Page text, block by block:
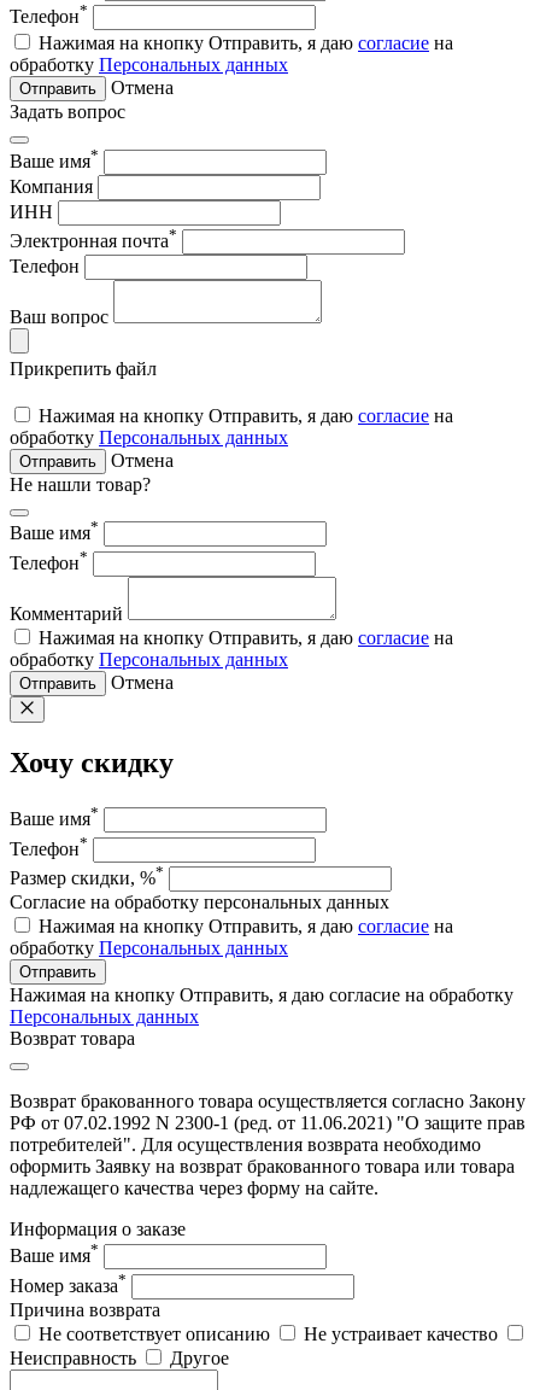
Телефон*
Нажимая на кнопку Отправить, я даю согласие на
обработку Персональных данных
Отправить
Отмена
Задать вопрос
Ваше имя*
Компания
ИНН
Электронная почта*
Телефон
Ваш вопрос
Прикрепить файл
Нажимая на кнопку Отправить, я даю согласие на
обработку Персональных данных
Отправить
Отмена
Не нашли товар?
Ваше имя*
Телефон*
Комментарий
Нажимая на кнопку Отправить, я даю согласие на
обработку Персональных данных
Отправить Отмена
Хочу скидку
Ваше имя*
Телефон*
Размер скидки, %*
Согласие на обработку персональных данных
Нажимая на кнопку Отправить, я даю согласие на
обработку Персональных данных
Отправить
Нажимая на кнопку Отправить, я даю согласие на обработку
Персональных данных
Возврат товара
Возврат бракованного товара осуществляется согласно Закону
РФ от 07.02.1992 N 2300-1 (ред. от 11.06.2021) "О защите прав
потребителей". Для осуществления возврата необходимо
оформить Заявку на возврат бракованного товара или товара
надлежащего качества через форму на сайте.
Информация о заказе
Ваше имя*
Номер заказа*
Причина возврата
Не соответствует описанию
Не устраивает качество
Неисправность
Другое